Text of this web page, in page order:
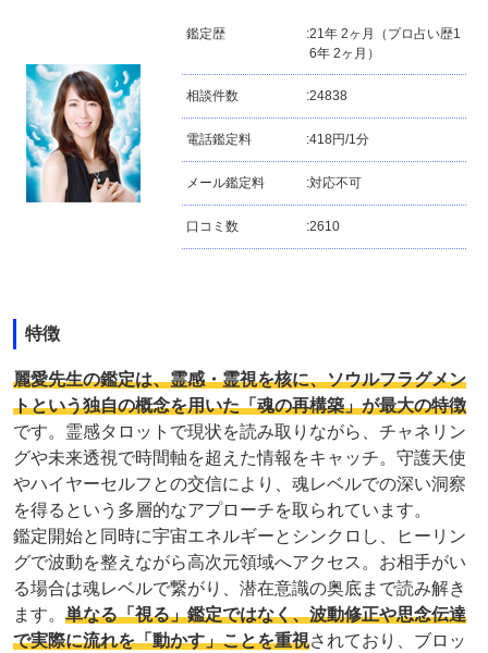
鑑定歴 :21年 2ヶ月（プロ占い歴1
6年 2ヶ月）
相談件数 :24838
電話鑑定料 :418円/1分
メール鑑定料 :対応不可
口コミ数 :2610
特徴
麗愛先生の鑑定は、霊感・霊視を核に、ソウルフラグメン
トという独自の概念を用いた「魂の再構築」が最大の特徴
です。霊感タロットで現状を読み取りながら、チャネリン
グや未来透視で時間軸を超えた情報をキャッチ。守護天使
やハイヤーセルフとの交信により、魂レベルでの深い洞察
を得るという多層的なアプローチを取られています。
鑑定開始と同時に宇宙エネルギーとシンクロし、ヒーリン
グで波動を整えながら高次元領域へアクセス。お相手がい
る場合は魂レベルで繋がり、潜在意識の奥底まで読み解き
ます。 単なる「視る」鑑定ではなく、波動修正や思念伝達
で実際に流れを「動かす」ことを重視されており、ブロッ